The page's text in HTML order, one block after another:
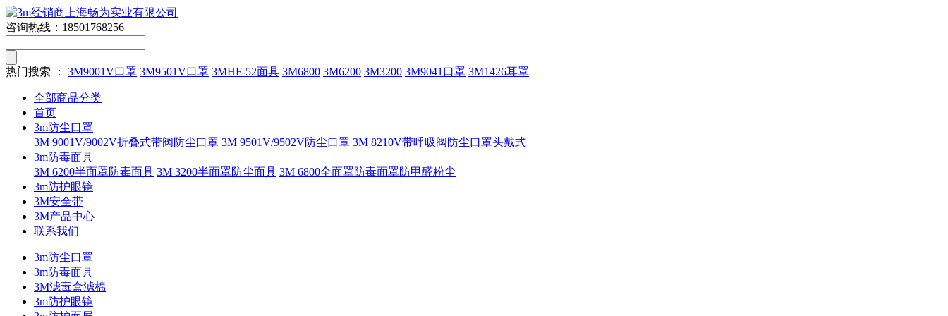
咨询热线： 18501768256
热门搜索 ： 3M9001V口罩 3M9501V口罩 3MHF-52面具 3M6800 3M6200 3M3200 3M9041口罩 3M1426耳罩
全部商品分类
首页
3m防尘口罩
3M 9001V/9002V折叠式带阀防尘口罩 3M 9501V/9502V防尘口罩 3M 8210V带呼吸阀防尘口罩头戴式
3m防毒面具
3M 6200半面罩防毒面具 3M 3200半面罩防尘面具 3M 6800全面罩防毒面罩防甲醛粉尘
3m防护眼镜
3M安全带
3M产品中心
联系我们
3m防尘口罩
3m防毒面具
3M滤毒盒滤棉
3m防护眼镜